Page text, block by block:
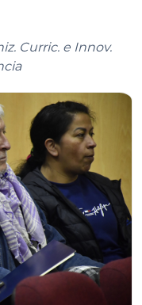
Curric. e Innov.